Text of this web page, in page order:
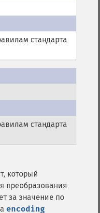
стандарта
стандарта
который
преобразования
за значение по
encoding